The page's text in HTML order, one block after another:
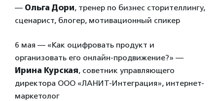
— Ольга Дори, тренер по бизнес сторителлингу,
сценарист, блогер, мотивационный спикер
6 мая — «Как оцифровать продукт и
организовать его онлайн-продвижение?» —
Ирина Курская, советник управляющего
директора ООО «ЛАНИТ-Интеграция», интернет-
маркетолог